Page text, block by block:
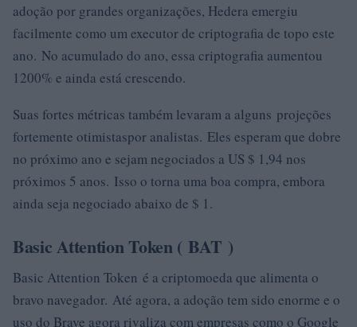
adoção por grandes organizações, Hedera emergiu
facilmente como um executor de criptografia de topo este
ano. No acumulado do ano, essa criptografia aumentou
1200% e ainda está crescendo.
Suas fortes métricas também levaram a alguns projeções
fortemente otimistaspor analistas. Eles esperam que dobre
no próximo ano e sejam negociados a US $ 1,94 nos
próximos 5 anos. Isso o torna uma boa compra, embora
ainda seja negociado abaixo de $ 1.
Basic Attention Token ( BAT )
Basic Attention Token é a criptomoeda que alimenta o
bravo navegador. Até agora, a adoção tem sido enorme e o
uso do Brave agora rivaliza com empresas como o Google